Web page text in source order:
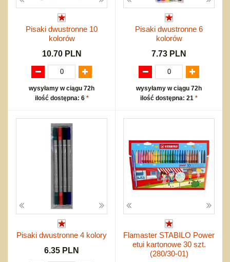
Pisaki dwustronne 10
kolorów
10.70 PLN
wysyłamy w ciągu 72h
ilość dostępna: 6 *
Pisaki dwustronne 6
kolorów
7.73 PLN
wysyłamy w ciągu 72h
ilość dostępna: 21 *
Pisaki dwustronne 4 kolory
6.35 PLN
Flamaster STABILO Power
etui kartonowe 30 szt.
(280/30-01)